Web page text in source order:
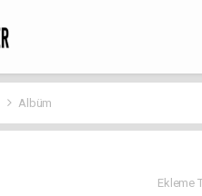
Albüm
Ekleme